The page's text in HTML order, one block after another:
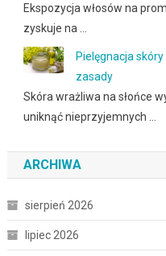
Ekspozycja włosów na
zyskuje na …
Pielęgnacja
zasady
Skóra wrażliwa na słońce
uniknąć nieprzyjemnych …
ARCHIWA
sierpień 2026
lipiec 2026